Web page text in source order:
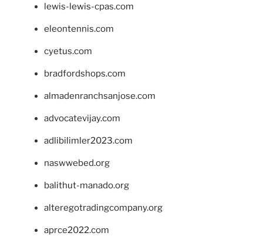
lewis-lewis-cpas.com
eleontennis.com
cyetus.com
bradfordshops.com
almadenranchsanjose.com
advocatevijay.com
adlibilimler2023.com
naswwebed.org
balithut-manado.org
alteregotradingcompany.org
aprce2022.com